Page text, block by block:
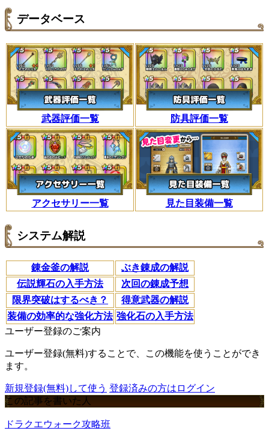
データベース
武器評価一覧 防具評価一覧
アクセサリー一覧 見た目装備一覧
システム解説
錬金釜の解説
ぶき錬成の解説
伝説輝石の入手方法
次回の錬成予想
限界突破はするべき？
得意武器の解説
装備の効率的な強化方法 強化石の入手方法
ユーザー登録のご案内
ユーザー登録(無料)することで、この機能を使うことができ
ます。
新規登録(無料)して使う 登録済みの方はログイン
この記事を書いた人
ドラクエウォーク攻略班